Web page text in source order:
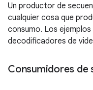
Un productor de
cualquier cosa que
consumo. Los ejemplos
decodificadores de
Consumidores de